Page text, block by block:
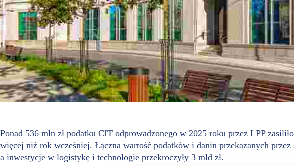
Ponad 536 mln zł podatku CIT odprowadzonego w 2025 roku przez LPP
więcej niż rok wcześniej. Łączna wartość podatków i danin przekazanych przez
a inwestycje w logistykę i technologie przekroczyły 3 mld zł.